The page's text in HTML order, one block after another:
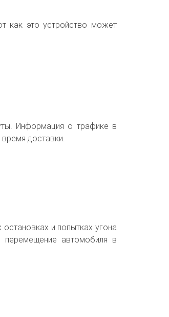
как это устройство может
Информация о трафике в
доставки.
и попытках угона
перемещение автомобиля в